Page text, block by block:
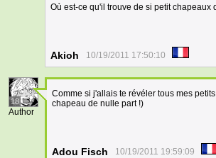
Où est-ce qu'il trouve de si petit chapeaux
Akioh 10/19/2011 17:50:10
18
Author
Comme si j'allais te révéler tous mes
chapeau de nulle part !)
Adou Fisch 10/19/2011 19:59:09